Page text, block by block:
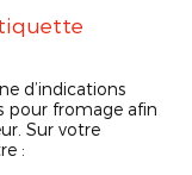
d’indications
pour fromage afin
Sur votre
: